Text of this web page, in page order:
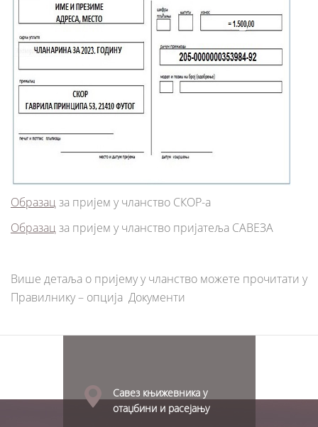
Образац за пријем у чланство СКОР-а
Образац за пријем у чланство пријатеља САВЕЗА
Више детаља o пријему у чланство можете прочитати у
Правилнику – опција Документи
Савез књижевника у
отаџбини и расејању